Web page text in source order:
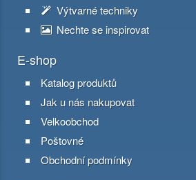
Výtvarné techniky
Nechte se inspirovat
E-shop
Katalog produktů
Jak u nás nakupovat
Velkoobchod
Poštovné
Obchodní podmínky